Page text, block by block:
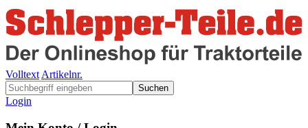
Volltext Artikelnr.
Suchen
Login